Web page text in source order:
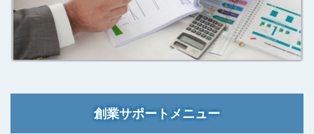
創業サポートメニュー